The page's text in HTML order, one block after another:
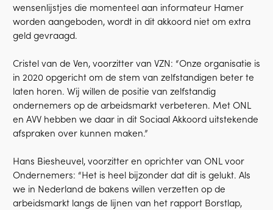
wensenlijstjes die momenteel aan informateur Hamer
worden aangeboden, wordt in dit akkoord niet om extra
geld gevraagd.
Cristel van de Ven, voorzitter van VZN: “Onze organisatie is
in 2020 opgericht om de stem van zelfstandigen beter te
laten horen. Wij willen de positie van zelfstandig
ondernemers op de arbeidsmarkt verbeteren. Met ONL
en AVV hebben we daar in dit Sociaal Akkoord uitstekende
afspraken over kunnen maken.”
Hans Biesheuvel, voorzitter en oprichter van ONL voor
Ondernemers: “Het is heel bijzonder dat dit is gelukt. Als
we in Nederland de bakens willen verzetten op de
arbeidsmarkt langs de lijnen van het rapport Borstlap,